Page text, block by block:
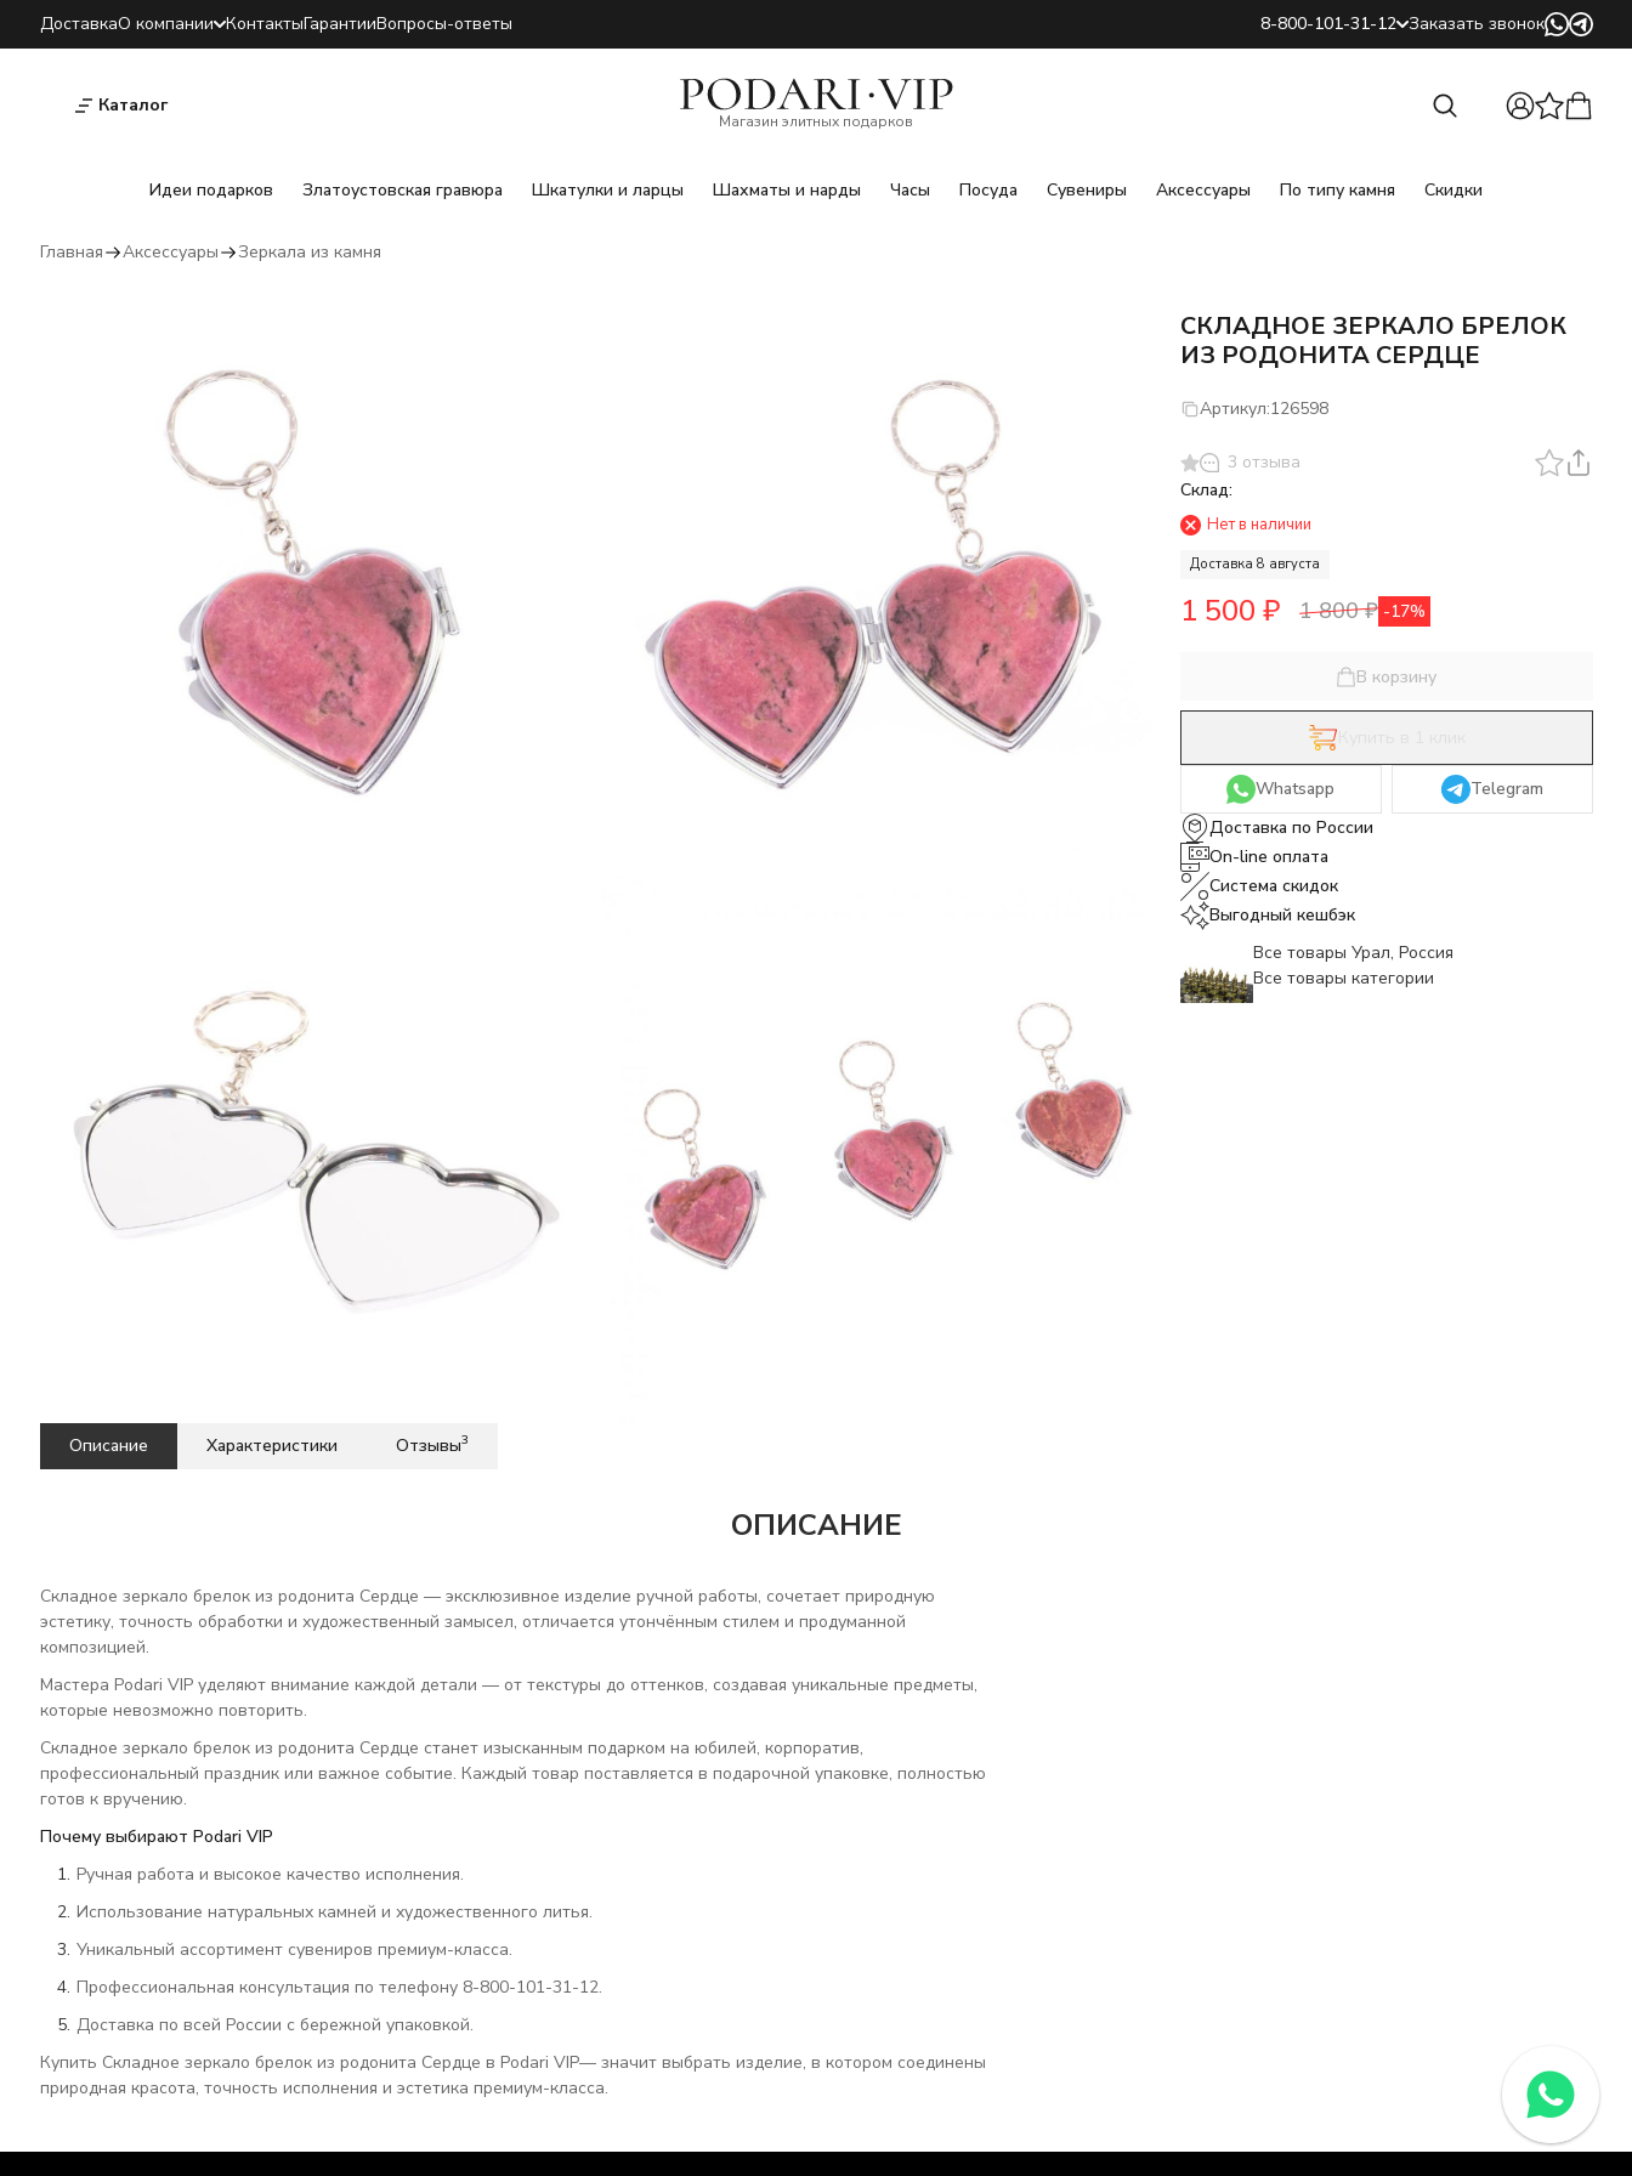
ДоставкаО компании КонтактыГарантииВопросы-ответы 8-800-101-31-12 Заказать звонок
Каталог
Магазин элитных подарков
Идеи подарков Златоустовская гравюра Шкатулки и ларцы Шахматы и нарды Часы Посуда Сувениры Аксессуары По типу камня Скидки
Найти
Главная Аксессуары Зеркала из камня
СКЛАДНОЕ ЗЕРКАЛО БРЕЛОК
ИЗ РОДОНИТА СЕРДЦЕ
Артикул:126598
3 отзыва
Склад:
Нет в наличии
Доставка 8 августа
1 500 ₽ 1 800₽ -17%
В корзину
Whatsapp
Telegram
Доставка по России
On-line оплата
Система скидок
Выгодный кешбэк
Все товары Урал, Россия
Все товары категории
Описание Характеристики Отзывы3
ОПИСАНИЕ
Складное зеркало брелок из родонита Сердце — эксклюзивное изделие ручной работы, сочетает природную
эстетику, точность обработки и художественный замысел, отличается утончённым стилем и продуманной
композицией.
Мастера Podari VIP уделяют внимание каждой детали — от текстуры до оттенков, создавая уникальные предметы,
которые невозможно повторить.
Складное зеркало брелок из родонита Сердце станет изысканным подарком на юбилей, корпоратив,
профессиональный праздник или важное событие. Каждый товар поставляется в подарочной упаковке, полностью
готов к вручению.
Почему выбирают Podari VIP
Ручная работа и высокое качество исполнения.
Использование натуральных камней и художественного литья.
Уникальный ассортимент сувениров премиум-класса.
Профессиональная консультация по телефону 8-800-101-31-12.
Доставка по всей России с бережной упаковкой.
Купить Складное зеркало брелок из родонита Сердце в Podari VIP— значит выбрать изделие, в котором соединены
природная красота, точность исполнения и эстетика премиум-класса.